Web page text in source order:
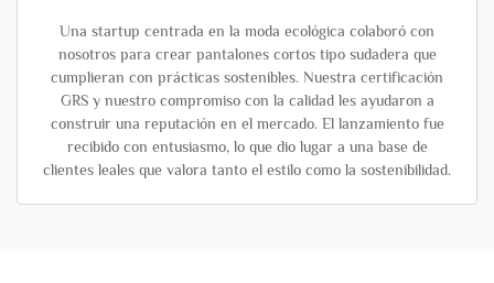
Una startup centrada en la moda ecológica colaboró con
nosotros para crear pantalones cortos tipo sudadera que
cumplieran con prácticas sostenibles. Nuestra certificación
GRS y nuestro compromiso con la calidad les ayudaron a
construir una reputación en el mercado. El lanzamiento fue
recibido con entusiasmo, lo que dio lugar a una base de
clientes leales que valora tanto el estilo como la sostenibilidad.